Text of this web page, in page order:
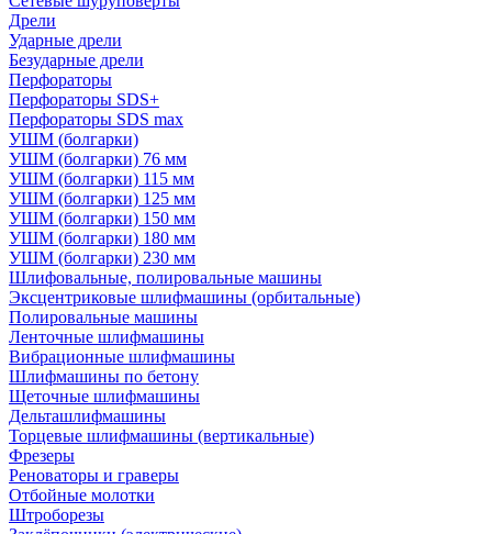
Дрели
Ударные дрели
Безударные дрели
Перфораторы
Перфораторы SDS+
Перфораторы SDS max
УШМ (болгарки)
УШМ (болгарки) 76 мм
УШМ (болгарки) 115 мм
УШМ (болгарки) 125 мм
УШМ (болгарки) 150 мм
УШМ (болгарки) 180 мм
УШМ (болгарки) 230 мм
Шлифовальные, полировальные машины
Эксцентриковые шлифмашины (орбитальные)
Полировальные машины
Ленточные шлифмашины
Вибрационные шлифмашины
Шлифмашины по бетону
Щеточные шлифмашины
Дельташлифмашины
Торцевые шлифмашины (вертикальные)
Фрезеры
Реноваторы и граверы
Отбойные молотки
Штроборезы